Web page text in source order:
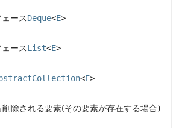
ェースDeque<E>
ェースList<E>
<E>
除される要素(その要素が存在する場合)